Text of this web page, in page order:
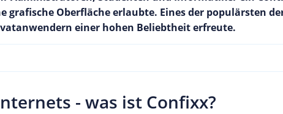
Oberfläche erlaubte. Eines der populärsten
einer hohen Beliebtheit erfreute.
- was ist Confixx?